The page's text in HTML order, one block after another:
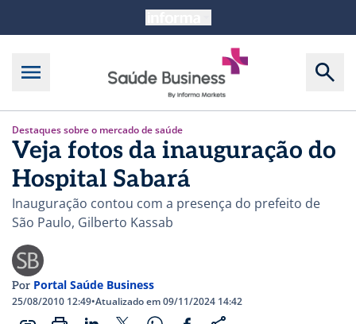
Destaques sobre o mercado de saúde
Veja fotos da inauguração do
Hospital Sabará
Inauguração contou com a presença do prefeito de
São Paulo, Gilberto Kassab
Por Portal Saúde Business
25/08/2010 12:49•Atualizado em 09/11/2024 14:42